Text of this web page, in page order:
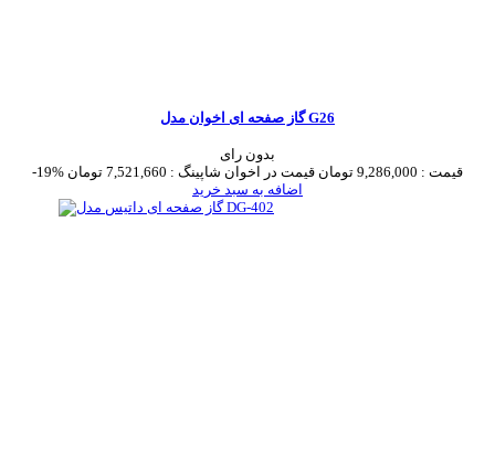
گاز صفحه ای اخوان مدل G26
بدون رای
-19%
قیمت : 9,286,000 تومان قیمت در اخوان شاپینگ : 7,521,660 تومان
اضافه به سبد خرید